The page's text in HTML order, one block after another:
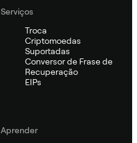
Serviços
Troca
Criptomoedas
Suportadas
Conversor de Frase de
Recuperação
EIPs
Aprender